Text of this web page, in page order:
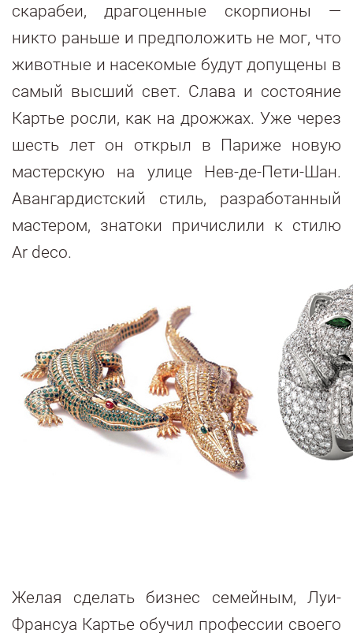
скарабеи, драгоценные скорпионы —
никто раньше и предположить не мог, что
животные и насекомые будут допущены в
самый высший свет. Слава и состояние
Картье росли, как на дрожжах. Уже через
шесть лет он открыл в Париже новую
мастерскую на улице Нев-де-Пети-Шан.
Авангардистский стиль, разработанный
мастером, знатоки причислили к стилю
Аr deco.
Желая сделать бизнес семейным, Луи-
Франсуа Картье обучил профессии своего